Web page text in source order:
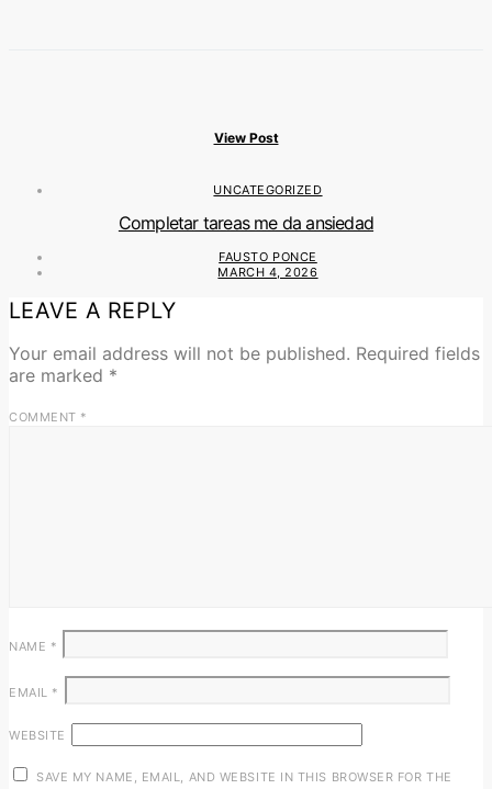
View Post
UNCATEGORIZED
Completar tareas me da ansiedad
FAUSTO PONCE
MARCH 4, 2026
LEAVE A REPLY
Your email address will not be published. Required fields
are marked *
COMMENT *
NAME *
EMAIL *
WEBSITE
SAVE MY NAME, EMAIL, AND WEBSITE IN THIS BROWSER FOR THE